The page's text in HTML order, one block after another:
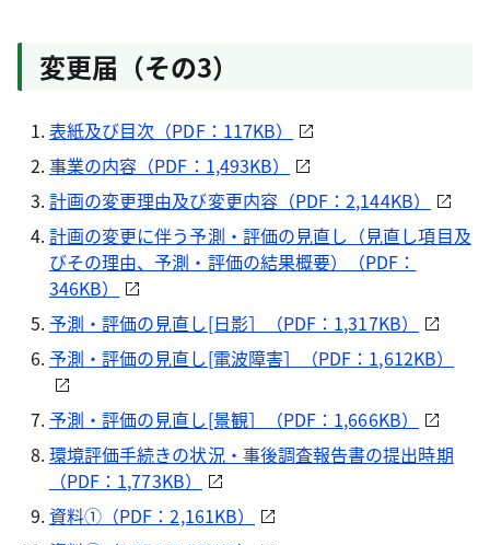
変更届（その3）
表紙及び目次（PDF：117KB）
事業の内容（PDF：1,493KB）
計画の変更理由及び変更内容（PDF：2,144KB）
計画の変更に伴う予測・評価の見直し（見直し項目及
びその理由、予測・評価の結果概要）（PDF：
346KB）
予測・評価の見直し[日影］（PDF：1,317KB）
予測・評価の見直し[電波障害］（PDF：1,612KB）
予測・評価の見直し[景観］（PDF：1,666KB）
環境評価手続きの状況・事後調査報告書の提出時期
（PDF：1,773KB）
資料①（PDF：2,161KB）